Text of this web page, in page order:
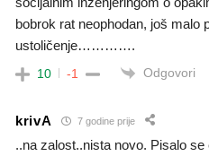
bobrok rat neophodan, još malo
ustoličenje………….
10 -1 Odgovori
krivA 7 godine prije
..na zalost..nista novo. Pisalo se